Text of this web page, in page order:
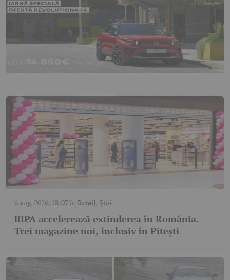
6 aug. 2026, 18:07în Retail, Știri
BIPA accelerează extinderea în România.
Trei magazine noi, inclusiv în Pitești